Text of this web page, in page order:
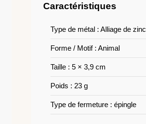
Caractéristiques
Type de métal : Alliage de zinc
Forme / Motif : Animal
Taille : 5 × 3,9 cm
Poids : 23 g
Type de fermeture : épingle